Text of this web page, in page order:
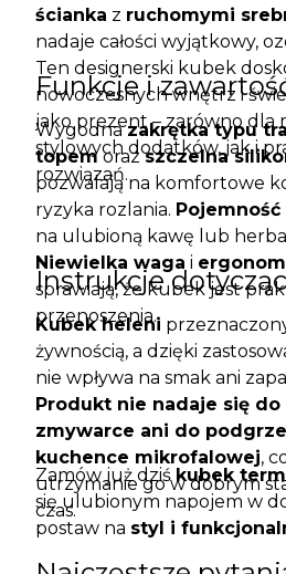
ścianka z ruchomymi
nadaje całości wyjątkowy,
Ten designerski kubek
nowoczesnych wnętrz i
jako prezent – zarówno dla
stylowych dodatków, jak i
rozwiązań.
Funkcje i
Wygodnazakrętka typu
topemorazszczelna
pozwalają na komfortowe
ryzyka rozlania. Pojemność
na ulubioną kawę lub
Niewielka waga i
sprawiają, że kubek jest
przenoszenia.
Instrukcje
Kubek heleni
żywnością, a dzięki
nie wpływa na smak ani
Produkt nie nadaje się
zmywarce ani do
kuchence mikrofalowej,
utrzymanie go w dobrym
czas.
Zamów już dziś kubek
się ulubionym napojem w
postaw na styl i